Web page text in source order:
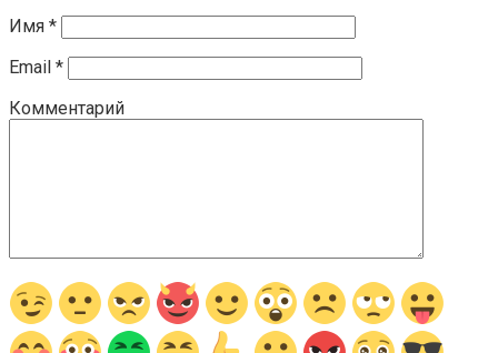
Имя *
Email *
Комментарий